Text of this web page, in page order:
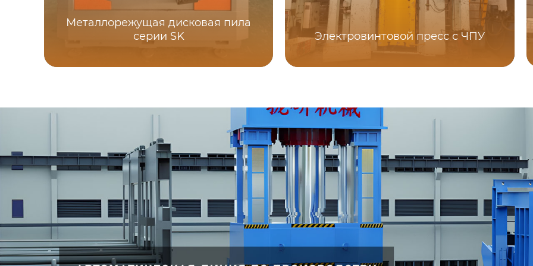
Металлорежущая дисковая пила
серии SK
Электровинтовой пресс с ЧПУ